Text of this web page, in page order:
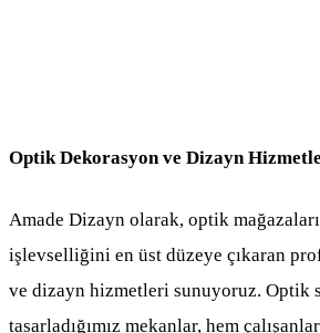
Optik Dekorasyon ve Dizayn
Amade Dizayn olarak, optik
işlevselliğini en üst düzeye çıkaran
ve dizayn hizmetleri sunuyoruz. Optik
tasarladığımız mekanlar, hem